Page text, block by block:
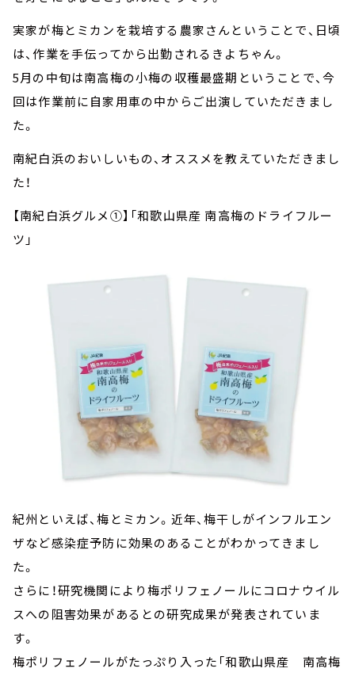
実家が梅とミカンを栽培する農家さんということで、日頃
は、作業を手伝ってから出勤されるきよちゃん。
5月の中旬は南高梅の小梅の収穫最盛期ということで、今
回は作業前に自家用車の中からご出演していただきまし
た。
南紀白浜のおいしいもの、オススメを教えていただきまし
た！
【南紀白浜グルメ①】「和歌山県産 南高梅のドライフルー
ツ」
紀州といえば、梅とミカン。近年、梅干しがインフルエン
ザなど感染症予防に効果のあることがわかってきまし
た。
さらに！研究機関により梅ポリフェノールにコロナウイル
スへの阻害効果があるとの研究成果が発表されていま
す。
梅ポリフェノールがたっぷり入った「和歌山県産 南高梅